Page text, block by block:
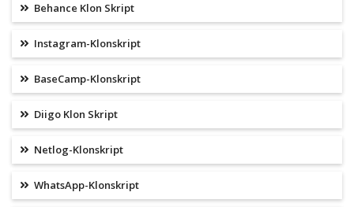
Behance Klon Skript
Instagram-Klonskript
BaseCamp-Klonskript
Diigo Klon Skript
Netlog-Klonskript
WhatsApp-Klonskript